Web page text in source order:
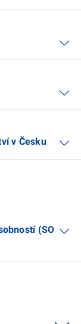
v Česku
(SO